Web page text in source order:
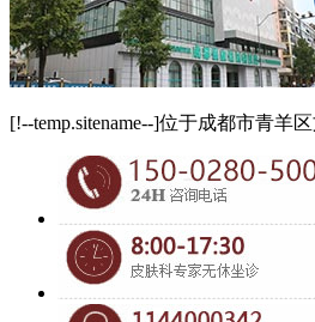
[!--temp.sitename--]位于成都市青